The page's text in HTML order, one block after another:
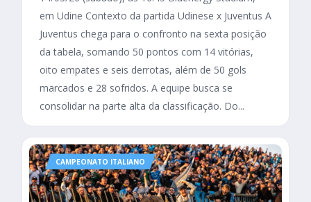
em Udine Contexto da partida Udinese x Juventus A
Juventus chega para o confronto na sexta posição
da tabela, somando 50 pontos com 14 vitórias,
oito empates e seis derrotas, além de 50 gols
marcados e 28 sofridos. A equipe busca se
consolidar na parte alta da classificação. Do...
CAMPEONATO ITALIANO